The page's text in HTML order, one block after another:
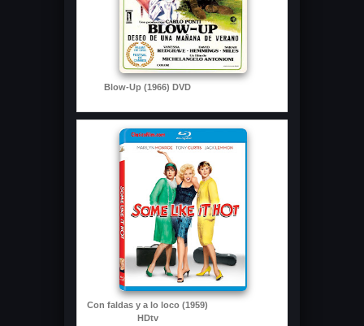
Blow-Up (1966) DVD
Con faldas y a lo loco (1959)
HDtv